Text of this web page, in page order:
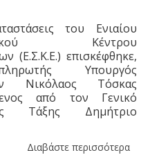
του Ενιαίου
Κέντρου
(Ε.Σ.Κ.Ε.) επισκέφθηκε,
Υπουργός
Νικόλαος Τόσκας
από τον Γενικό
Τάξης Δημήτριο
Διαβάστε περισσότερα